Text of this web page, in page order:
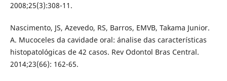
2008;25(3):308-11.
Nascimento, JS, Azevedo, RS, Barros, EMVB, Takama Junior.
A. Mucoceles da cavidade oral: ánalise das características
histopatológicas de 42 casos. Rev Odontol Bras Central.
2014;23(66): 162-65.